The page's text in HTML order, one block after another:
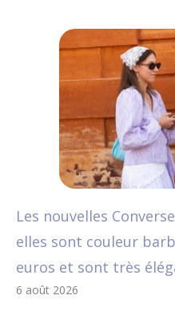
Les nouvelles
elles sont couleur
euros et sont très
6 août 2026